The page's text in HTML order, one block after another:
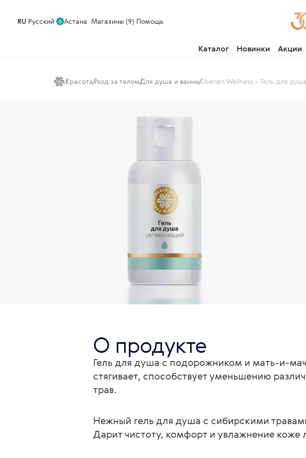
RU Русский Астана Магазины (9) Помощь
Каталог Новинки Акции
КрасотаУход за теломДля душа и ванныSiberian Wellness - Гель для
О продукте
Гель для душа с подорожником и мать-и-
стягивает, способствует уменьшению
трав.
Нежный гель для душа с сибирскими
Дарит чистоту, комфорт и увлажнение коже